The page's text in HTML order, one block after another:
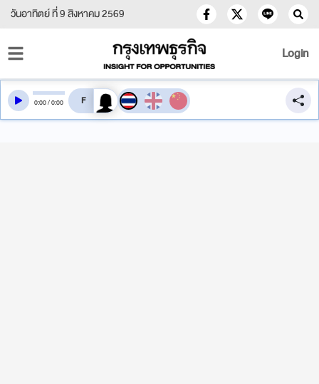
วันอาทิตย์ ที่ 9 สิงหาคม 2569
Login
0:00/0:00 สลับเสียงอ่าน